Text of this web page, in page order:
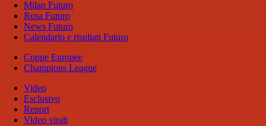
Milan Futuro
Rosa Futuro
News Futuro
Calendario e risultati Futuro
Coppe Europee
Champions League
Video
Esclusivo
Report
Video virali